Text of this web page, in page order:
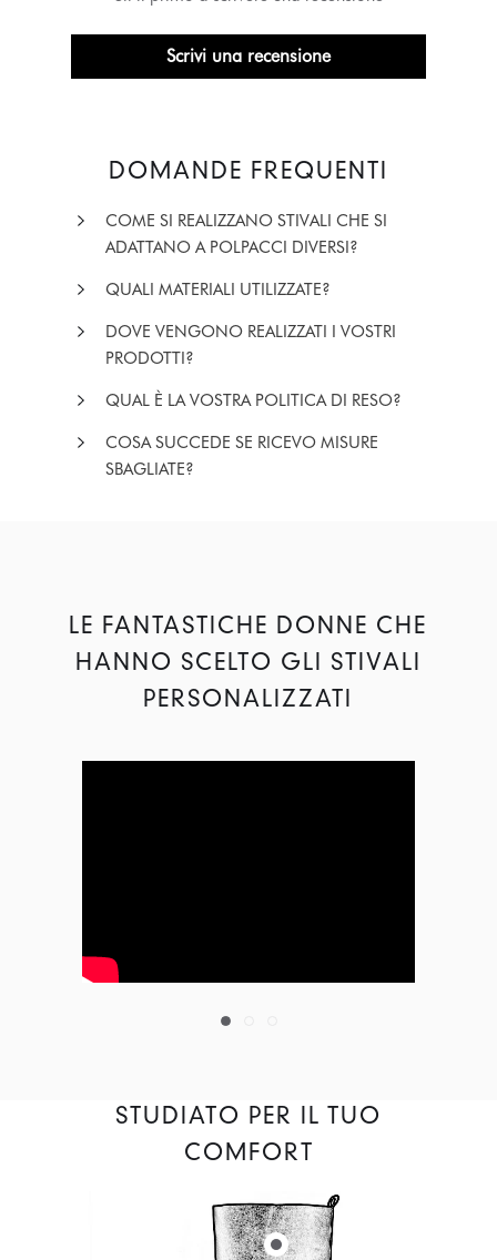
Scrivi una recensione
DOMANDE FREQUENTI
COME SI REALIZZANO STIVALI CHE SI
ADATTANO A POLPACCI DIVERSI?
QUALI MATERIALI UTILIZZATE?
DOVE VENGONO REALIZZATI I VOSTRI
PRODOTTI?
QUAL È LA VOSTRA POLITICA DI RESO?
COSA SUCCEDE SE RICEVO MISURE
SBAGLIATE?
LE FANTASTICHE DONNE CHE
HANNO SCELTO GLI STIVALI
PERSONALIZZATI
STUDIATO PER IL TUO
COMFORT